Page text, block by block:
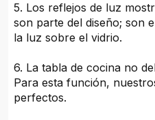
5. Los reflejos de luz
son parte del diseño; son
la luz sobre el vidrio.
6. La tabla de cocina no
Para esta función,
perfectos.